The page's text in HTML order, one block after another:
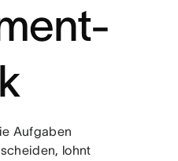
Aufgaben
lohnt